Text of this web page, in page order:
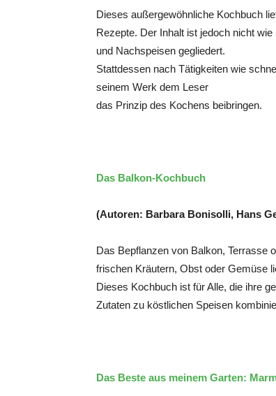
Dieses außergewöhnliche Kochbuch
Rezepte. Der Inhalt ist jedoch nicht
und Nachspeisen gegliedert.
Stattdessen nach Tätigkeiten wie
seinem Werk dem Leser
das Prinzip des Kochens beibringen.
Das Balkon-Kochbuch
(Autoren: Barbara Bonisolli, Hans
Das Bepflanzen von Balkon, Terrasse
frischen Kräutern, Obst oder Gemüse
Dieses Kochbuch ist für Alle, die ihre
Zutaten zu köstlichen Speisen
Das Beste aus meinem Garten: